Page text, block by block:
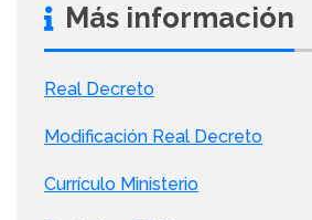
Más información
Real Decreto
Modificación Real Decreto
Currículo Ministerio